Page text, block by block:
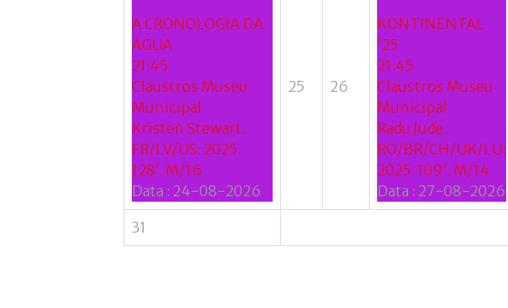
A CRONOLOGIA DA
ÁGUA
21:45
Claustros Museu
Municipal
Kristen Stewart.
FR/LV/US: 2025.
128’. M/16
Data : 24-08-2026
25 26
KONTINENTAL
'25
21:45
Claustros Museu
Municipal
Radu Jude.
RO/BR/CH/UK/LU:
2025. 109’. M/14
Data : 27-08-2026
31